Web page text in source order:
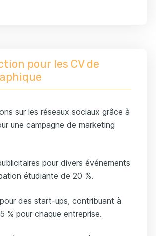
pour les CV de
sur les réseaux sociaux grâce à
une campagne de marketing
pour divers événements
étudiante de 20 %.
des start-ups, contribuant à
% pour chaque entreprise.